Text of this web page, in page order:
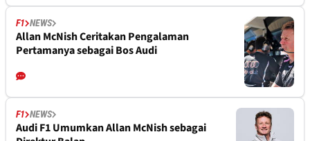
F1 NEWS
Allan McNish Ceritakan Pengalaman
Pertamanya sebagai Bos Audi
F1 NEWS
Audi F1 Umumkan Allan McNish sebagai